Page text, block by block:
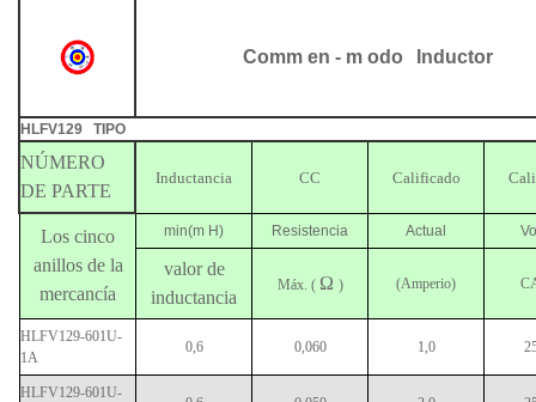
Comm en - m odo Inductor
HLFV129 TIPO
NÚMERO
DE PARTE
Inductancia CC Calificado
Los cinco
anillos de la
mercancía
min(m H) Resistencia Actual
valor de
inductancia
Máx. ( Ω ) (Amperio)
HLFV129-601U-
1A
0,6 0,060 1,0
HLFV129-601U-